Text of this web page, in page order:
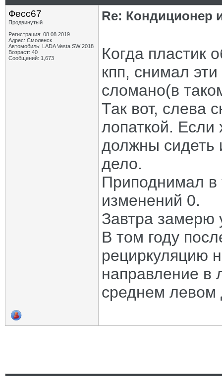
Фесс67
Продвинутый
Регистрация: 08.08.2019
Адрес: Смоленск
Автомобиль: LADA Vesta SW 2018
Возраст: 40
Сообщений: 1,673
Re: Кондиционер
Когда пластик
кпп, снимал
сломано(в
Так вот, слева
лопаткой. Если
должны сидеть
дело.
Приподнимал в
изменений 0.
Завтра замерю
В том году
рециркуляцию
направление в
среднем левом